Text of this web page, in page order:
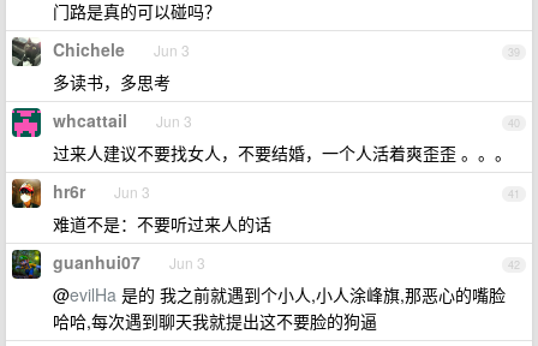
门路是真的可以碰吗？
39
Chichele Jun 3
多读书，多思考
40
whcattail Jun 3
过来人建议不要找女人，不要结婚，一个人活着爽歪歪 。。。
41
hr6r Jun 3
难道不是：不要听过来人的话
42
guanhui07 Jun 3
@evilHa 是的 我之前就遇到个小人,小人涂峰旗,那恶心的嘴脸
哈哈,每次遇到聊天我就提出这不要脸的狗逼